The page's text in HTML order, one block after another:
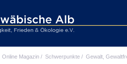
Online Magazin / Schwerpunkte / Gewalt,